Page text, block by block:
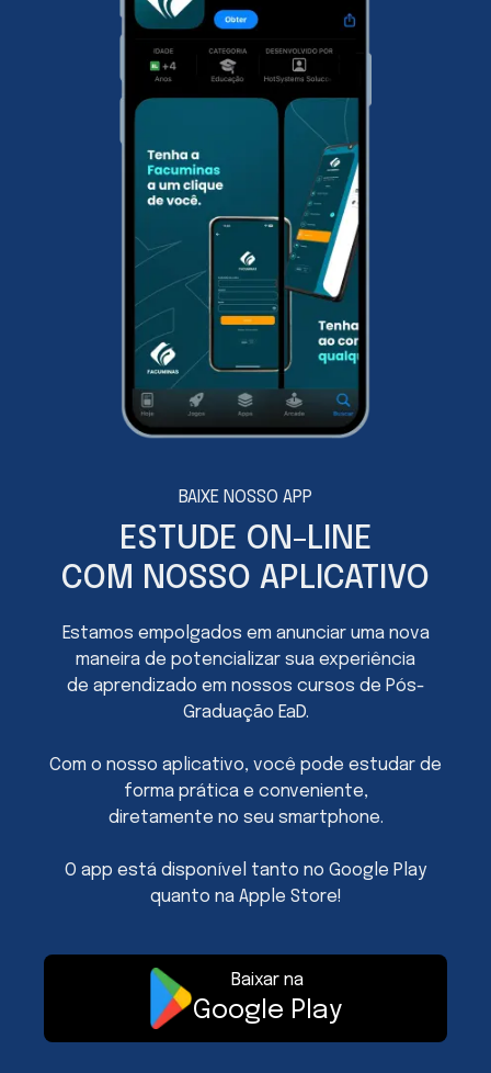
disponibilizados conteúdos específicos do curso
escolhido. Onde o estudante terá uma didática
mais direta em sua área de atuação. Já no
Trabalho de Conclusão do Curso, que aqui na
Facuminas é opcional para a maioria dos cursos, o
estudante pode desenvolver um artigo científico
com uma temática livre. Com o TCC você
potencializa as chances nos concursos públicos.
BAIXE NOSSO APP
ESTUDE ON-LINE
COM NOSSO APLICATIVO
Estamos empolgados em anunciar uma nova
maneira de potencializar sua experiência
de aprendizado em nossos cursos de Pós-
Graduação EaD.
Com o nosso aplicativo, você pode estudar de
forma prática e conveniente,
diretamente no seu smartphone.
O app está disponível tanto no Google Play
quanto na Apple Store!
Baixar na
Google Play